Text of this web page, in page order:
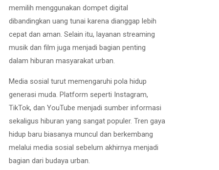
memilih menggunakan dompet digital
dibandingkan uang tunai karena dianggap lebih
cepat dan aman. Selain itu, layanan streaming
musik dan film juga menjadi bagian penting
dalam hiburan masyarakat urban.
Media sosial turut memengaruhi pola hidup
generasi muda. Platform seperti Instagram,
TikTok, dan YouTube menjadi sumber informasi
sekaligus hiburan yang sangat populer. Tren gaya
hidup baru biasanya muncul dan berkembang
melalui media sosial sebelum akhirnya menjadi
bagian dari budaya urban.